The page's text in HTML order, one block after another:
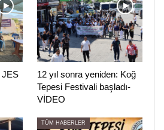
etkinlikleri de sürüyor.
çocuk kitapları, nöbet alanında bir
Kitapların yanı sıra
hediyeler de verildi.
sevincini yaşayan çocuklar, şiirler
renkli anlar yaşadı.
JES
12 yıl sonra yeniden: Koğ
Tepesi Festivali başladı-
VİDEO
TÜM HABERLER